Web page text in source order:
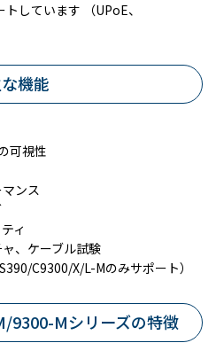
しています （UPoE、
機能
可視性
ンス
ィ
、ケーブル試験
C9300/X/L-Mのみサポート）
9300-Mシリーズの特徴